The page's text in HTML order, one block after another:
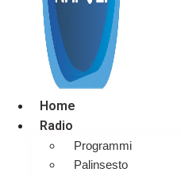
Home
Radio
Programmi
Palinsesto